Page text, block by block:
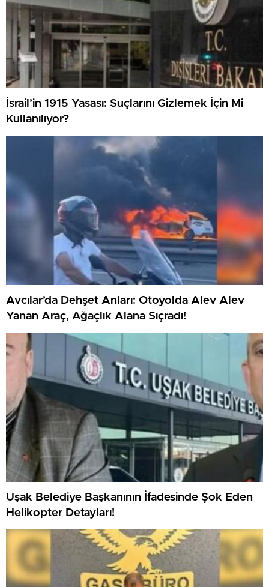
İsrail’in 1915 Yasası: Suçlarını Gizlemek İçin Mi
Kullanılıyor?
Avcılar’da Dehşet Anları: Otoyolda Alev Alev
Yanan Araç, Ağaçlık Alana Sıçradı!
Uşak Belediye Başkanının İfadesinde Şok Eden
Helikopter Detayları!